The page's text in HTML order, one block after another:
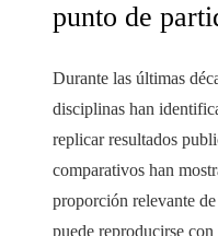
punto de
Durante las últimas
disciplinas han
replicar resultados
comparativos han
proporción relevante
puede reproducirse